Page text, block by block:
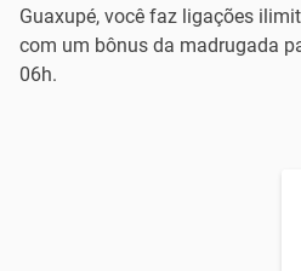
Guaxupé, você faz ligações
com um bônus da madrugada
06h.